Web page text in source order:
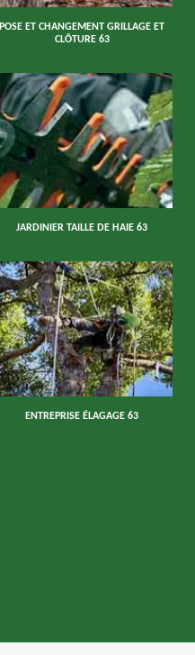
POSE ET CHANGEMENT GRILLAGE ET
CLÔTURE 63
JARDINIER TAILLE DE HAIE 63
ENTREPRISE ÉLAGAGE 63